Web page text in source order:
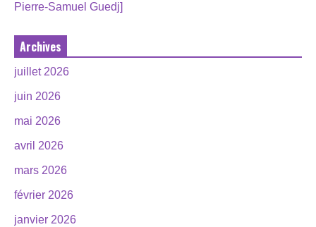
Pierre-Samuel Guedj]
Archives
juillet 2026
juin 2026
mai 2026
avril 2026
mars 2026
février 2026
janvier 2026